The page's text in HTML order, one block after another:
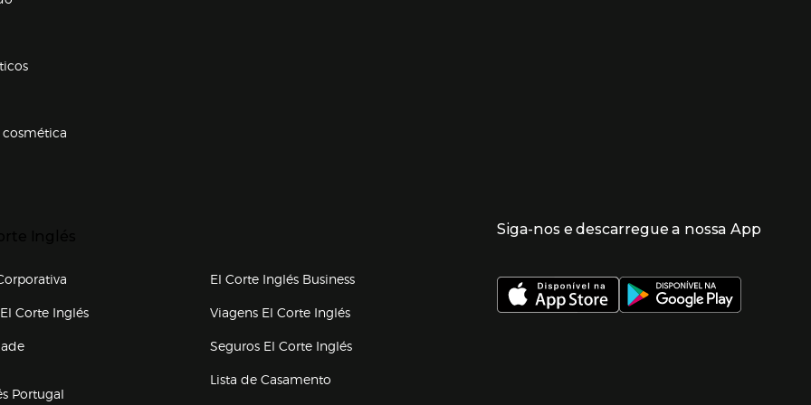
Corte Inglés(abre en nueva ventana)
Portugal
El Corte Inglés Business
Viagens El Corte Inglés(abre en nueva ventana)
Seguros El Corte Inglés(abre en nueva ventana)
Lista de Casamento
Siga-nos e descarregue a nossa App